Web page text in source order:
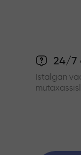
24/7
Istalgan